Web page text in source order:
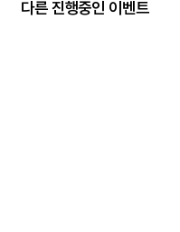
다른 진행중인 이벤트